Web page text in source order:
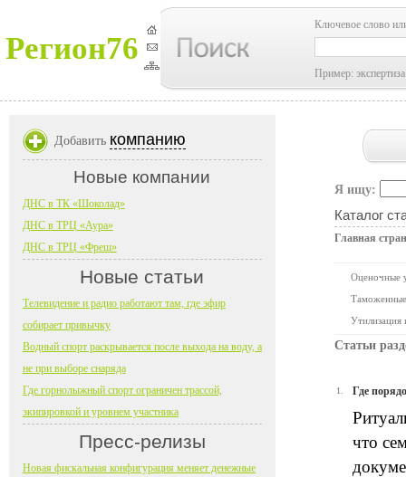
Регион76
Ключевое слово
Пример:
Я ищу:
Каталог
Главная
Оценочные
Статьи
1. Где
что
Добавить компанию
Новые компании
ДНС в ТК «Шоколад»
ДНС в ТРЦ «Аура»
ДНС в ТРЦ «Фреш»
Новые статьи
Телевидение и радио работают там, где эфир
собирает привычку
Водный спорт раскрывается после выхода на воду, а
не при выборе снаряда
Где горнолыжный спорт ограничен трассой,
экипировкой и уровнем участника
Пресс-релизы
Новая фискальная конфигурация меняет денежные